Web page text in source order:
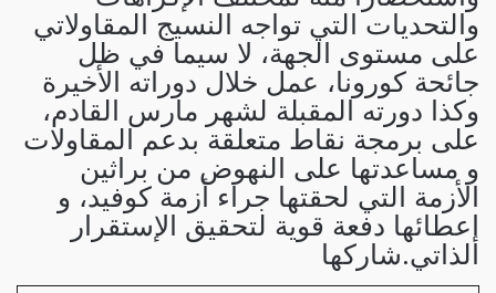
والتحديات التي تواجه النسيج المقاولاتي
على مستوى الجهة، لا سيما في ظل
جائحة كورونا، عمل خلال دوراته الأخيرة
وكذا دورته المقبلة لشهر مارس القادم،
على برمجة نقاط متعلقة بدعم المقاولات
و مساعدتها على النهوض من براثين
الأزمة التي لحقتها جراء أزمة كوفيد، و
إعطائها دفعة قوية لتحقيق الإستقرار
الذاتي.شاركها